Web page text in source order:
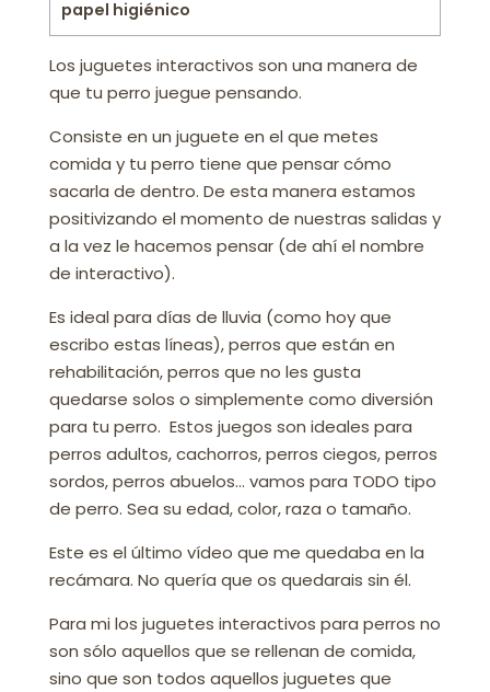
papel higiénico
Los juguetes interactivos son una manera de
que tu perro juegue pensando.
Consiste en un juguete en el que metes
comida y tu perro tiene que pensar cómo
sacarla de dentro. De esta manera estamos
positivizando el momento de nuestras salidas y
a la vez le hacemos pensar (de ahí el nombre
de interactivo).
Es ideal para días de lluvia (como hoy que
escribo estas líneas), perros que están en
rehabilitación, perros que no les gusta
quedarse solos o simplemente como diversión
para tu perro. Estos juegos son ideales para
perros adultos, cachorros, perros ciegos, perros
sordos, perros abuelos… vamos para TODO tipo
de perro. Sea su edad, color, raza o tamaño.
Este es el último vídeo que me quedaba en la
recámara. No quería que os quedarais sin él.
Para mi los juguetes interactivos para perros no
son sólo aquellos que se rellenan de comida,
sino que son todos aquellos juguetes que